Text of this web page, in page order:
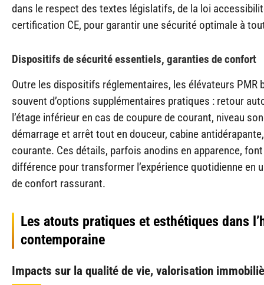
dans le respect des textes législatifs, de la loi
certification CE, pour garantir une sécurité optimale à
Dispositifs de sécurité essentiels, garanties de confort
Outre les dispositifs réglementaires, les élévateurs PMR
souvent d’options supplémentaires pratiques : retour
l’étage inférieur en cas de coupure de courant, niveau
démarrage et arrêt tout en douceur, cabine
courante. Ces détails, parfois anodins en apparence,
différence pour transformer l’expérience quotidienne en
de confort rassurant.
Les atouts pratiques et esthétiques dans
contemporaine
Impacts sur la qualité de vie, valorisation